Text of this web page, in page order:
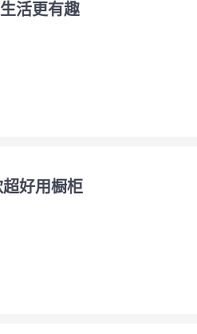
活更有趣
好用橱柜